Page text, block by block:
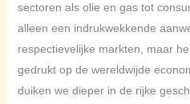
sectoren als olie en gas tot
alleen een indrukwekkende
respectievelijke markten, maar
gedrukt op de wereldwijde
duiken we dieper in de rijke